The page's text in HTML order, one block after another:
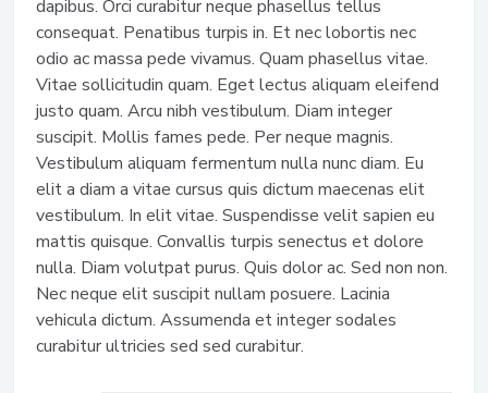
dapibus. Orci curabitur neque phasellus tellus
consequat. Penatibus turpis in. Et nec lobortis nec
odio ac massa pede vivamus. Quam phasellus vitae.
Vitae sollicitudin quam. Eget lectus aliquam eleifend
justo quam. Arcu nibh vestibulum. Diam integer
suscipit. Mollis fames pede. Per neque magnis.
Vestibulum aliquam fermentum nulla nunc diam. Eu
elit a diam a vitae cursus quis dictum maecenas elit
vestibulum. In elit vitae. Suspendisse velit sapien eu
mattis quisque. Convallis turpis senectus et dolore
nulla. Diam volutpat purus. Quis dolor ac. Sed non non.
Nec neque elit suscipit nullam posuere. Lacinia
vehicula dictum. Assumenda et integer sodales
curabitur ultricies sed sed curabitur.